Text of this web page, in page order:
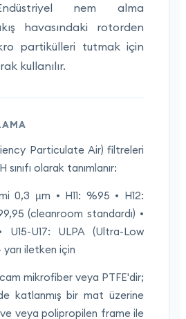
nem alma
havasındaki rotorden
partikülleri tutmak için
kullanılır.
Particulate Air) filtreleri
olarak tanımlanır:
0,3 µm • H11: %95 • H12:
(cleanroom standardı) •
U15-U17: ULPA (Ultra-Low
iletken için
mikrofiber veya PTFE'dir;
katlanmış bir mat üzerine
veya polipropilen frame ile